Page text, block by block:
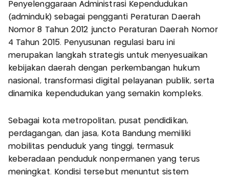
Penyelenggaraan Administrasi Kependudukan
(adminduk) sebagai pengganti Peraturan Daerah
Nomor 8 Tahun 2012 juncto Peraturan Daerah Nomor
4 Tahun 2015. Penyusunan regulasi baru ini
merupakan langkah strategis untuk menyesuaikan
kebijakan daerah dengan perkembangan hukum
nasional, transformasi digital pelayanan publik, serta
dinamika kependudukan yang semakin kompleks.
Sebagai kota metropolitan, pusat pendidikan,
perdagangan, dan jasa, Kota Bandung memiliki
mobilitas penduduk yang tinggi, termasuk
keberadaan penduduk nonpermanen yang terus
meningkat. Kondisi tersebut menuntut sistem